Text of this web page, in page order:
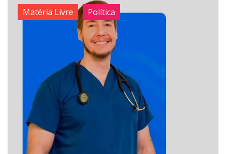
Matéria Livre Política